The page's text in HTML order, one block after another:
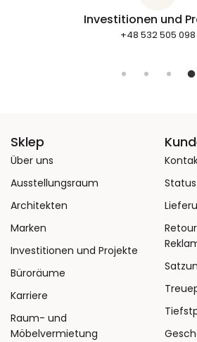
Investitionen und
+48 532 505 098
Sklep
Über uns
Ausstellungsraum
Architekten
Marken
Investitionen und Projekte
Büroräume
Karriere
Raum- und
Möbelvermietung